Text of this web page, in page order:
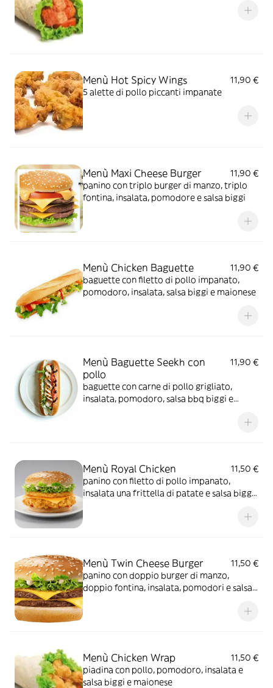
Menù Hot Spicy Wings
11,90 €
5 alette di pollo piccanti impanate
Menù Maxi Cheese Burger
11,90 €
panino con triplo burger di manzo, triplo
fontina, insalata, pomodore e salsa biggi
Menù Chicken Baguette
11,90 €
baguette con filetto di pollo impanato,
pomodoro, insalata, salsa biggi e maionese
Menù Baguette Seekh con
pollo
11,90 €
baguette con carne di pollo grigliato,
insalata, pomodoro, salsa bbq biggi e
Menù Royal Chicken
11,50 €
panino con filetto di pollo impanato,
insalata una frittella di patate e salsa biggi
Menù Twin Cheese Burger
11,50 €
panino con doppio burger di manzo,
doppio fontina, insalata, pomodori e salsa
Menù Chicken Wrap
11,50 €
piadina con pollo, pomodoro, insalata e
salsa biggi e maionese